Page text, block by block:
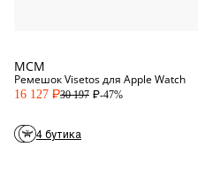
MCM
Ремешок Visetos для Apple Watch
16 127 P30 197 P-47%
4 бутика